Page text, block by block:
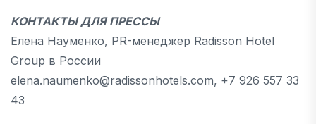
КОНТАКТЫ ДЛЯ ПРЕССЫ
Елена Науменко, PR-менеджер Radisson Hotel
Group в России
elena.naumenko@radissonhotels.com, +7 926 557 33
43